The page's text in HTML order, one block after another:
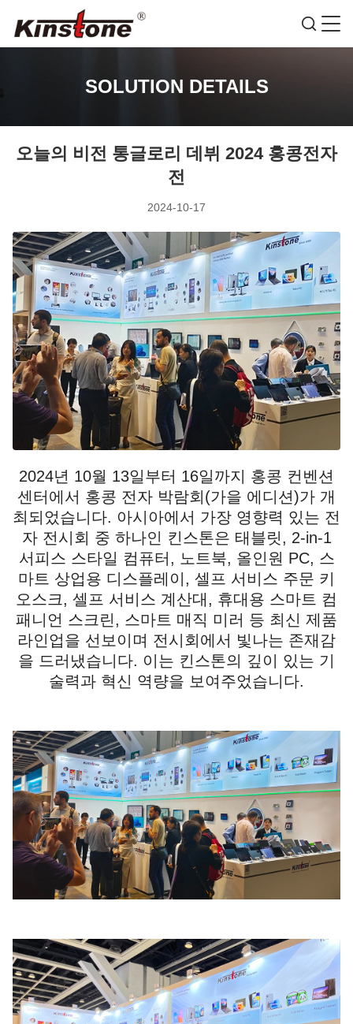
SOLUTION DETAILS
오늘의 비전 통글로리 데뷔 2024 홍콩전자
전
2024-10-17
2024년 10월 13일부터 16일까지 홍콩 컨벤션
센터에서 홍콩 전자 박람회(가을 에디션)가 개
최되었습니다. 아시아에서 가장 영향력 있는 전
자 전시회 중 하나인 킨스톤은 태블릿, 2-in-1
서피스 스타일 컴퓨터, 노트북, 올인원 PC, 스
마트 상업용 디스플레이, 셀프 서비스 주문 키
오스크, 셀프 서비스 계산대, 휴대용 스마트 컴
패니언 스크린, 스마트 매직 미러 등 최신 제품
라인업을 선보이며 전시회에서 빛나는 존재감
을 드러냈습니다. 이는 킨스톤의 깊이 있는 기
술력과 혁신 역량을 보여주었습니다.